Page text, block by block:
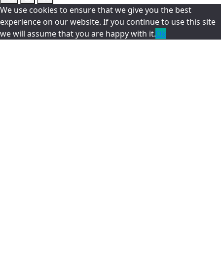
We use cookies to ensure that we give you the best
experience on our website. If you continue to use this site
we will assume that you are happy with it.Ok